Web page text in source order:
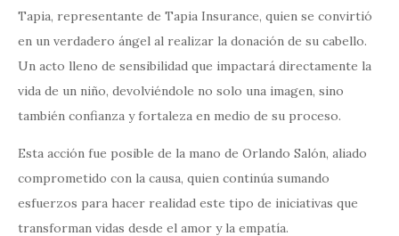
Tapia, representante de Tapia Insurance, quien se convirtió
en un verdadero ángel al realizar la donación de su cabello.
Un acto lleno de sensibilidad que impactará directamente la
vida de un niño, devolviéndole no solo una imagen, sino
también confianza y fortaleza en medio de su proceso.
Esta acción fue posible de la mano de Orlando Salón, aliado
comprometido con la causa, quien continúa sumando
esfuerzos para hacer realidad este tipo de iniciativas que
transforman vidas desde el amor y la empatía.